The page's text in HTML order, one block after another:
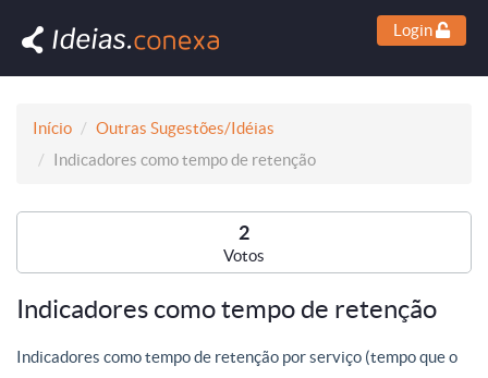
Login
Início
Outras Sugestões/Idéias
Indicadores como tempo de retenção
2
Votos
Indicadores como tempo de retenção
Indicadores como tempo de retenção por serviço (tempo que o